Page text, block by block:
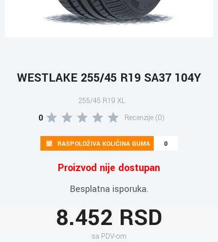
WESTLAKE 255/45 R19 SA37 104Y
255/45 R19 XL
0 Recenzije (0)
RASPOLOŽIVA KOLIČINA GUMA 0
Proizvod nije dostupan
Besplatna isporuka.
8.452 RSD
sa PDV-om